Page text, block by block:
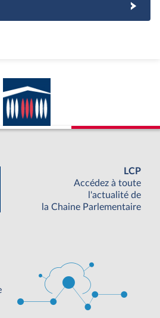
LCP
Accédez à toute
l'actualité de
la Chaine Parlementaire